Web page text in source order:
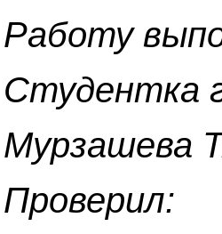
Работу
Студентка
Мурзашева
Проверил: